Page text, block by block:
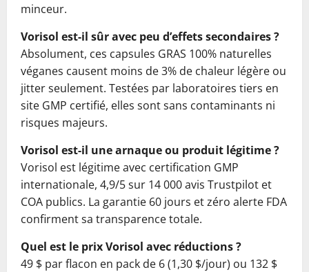
minceur.
Vorisol est-il sûr avec peu d’effets secondaires ?
Absolument, ces capsules GRAS 100% naturelles
véganes causent moins de 3% de chaleur légère ou
jitter seulement. Testées par laboratoires tiers en
site GMP certifié, elles sont sans contaminants ni
risques majeurs.
Vorisol est-il une arnaque ou produit légitime ?
Vorisol est légitime avec certification GMP
internationale, 4,9/5 sur 14 000 avis Trustpilot et
COA publics. La garantie 60 jours et zéro alerte FDA
confirment sa transparence totale.
Quel est le prix Vorisol avec réductions ?
49 $ par flacon en pack de 6 (1,30 $/jour) ou 132 $